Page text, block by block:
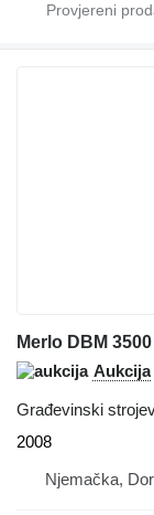
Merlo DBM 3500
Aukcija
Građevinski
2008
Njemačka,